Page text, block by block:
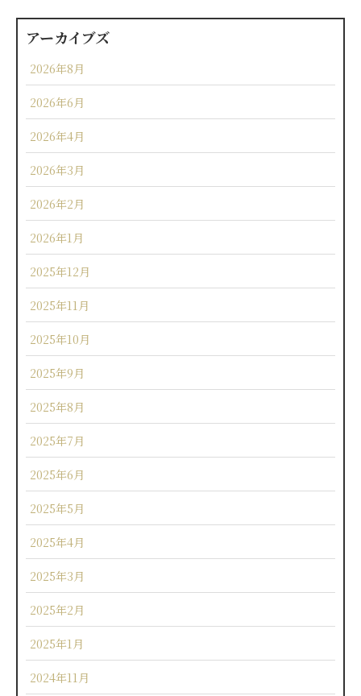
アーカイブズ
2026年8月
2026年6月
2026年4月
2026年3月
2026年2月
2026年1月
2025年12月
2025年11月
2025年10月
2025年9月
2025年8月
2025年7月
2025年6月
2025年5月
2025年4月
2025年3月
2025年2月
2025年1月
2024年11月